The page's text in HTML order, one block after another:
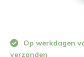
Op werkdagen
verzonden